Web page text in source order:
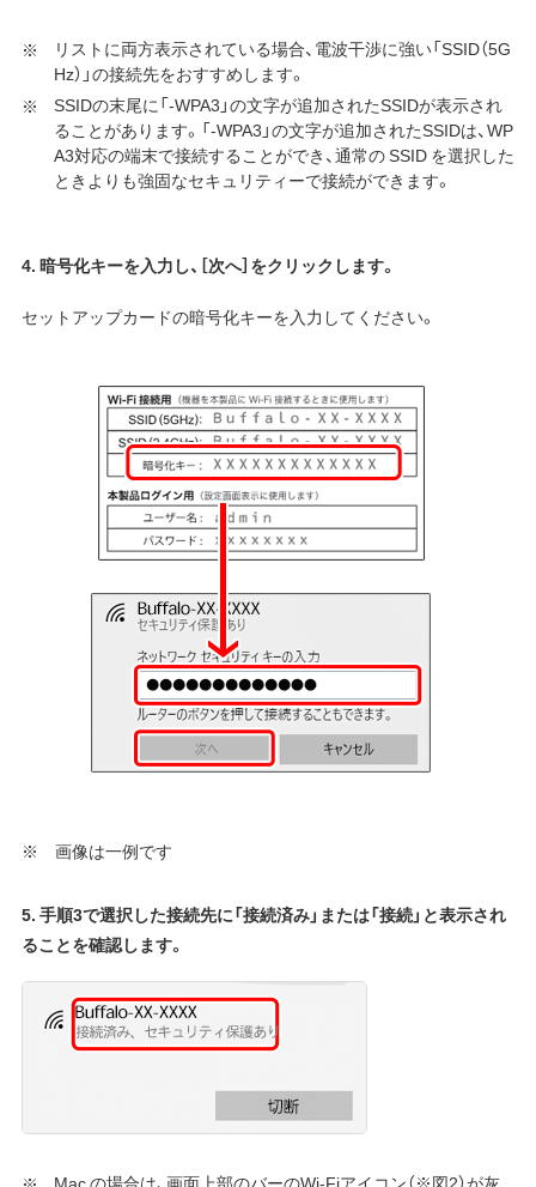
リストに両方表示されている場合、電波干渉に強い「SSID（5G
Hz）」の接続先をおすすめします。
SSIDの末尾に「-WPA3」の文字が追加されたSSIDが表示され
ることがあります。「-WPA3」の文字が追加されたSSIDは、WP
A3対応の端末で接続することができ、通常の SSID を選択した
ときよりも強固なセキュリティーで接続ができます。
4. 暗号化キーを入力し、［次へ］をクリックします。
セットアップカードの暗号化キーを入力してください。
※ 画像は一例です
5. 手順3で選択した接続先に「接続済み」または「接続」と表示され
ることを確認します。
Mac の場合は、画面上部のバーのWi-Fiアイコン（※図2）が灰